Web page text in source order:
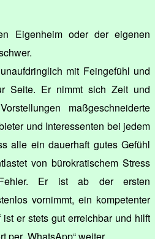
Eigenheim oder der eigenen
mit Feingefühl und
Seite. Er nimmt sich Zeit und
maßgeschneiderte
und Interessenten bei jedem
alle ein dauerhaft gutes Gefühl
von bürokratischem Stress
Er ist ab der ersten
vornimmt, ein kompetenter
er stets gut erreichbar und hilft
„WhatsApp“ weiter.